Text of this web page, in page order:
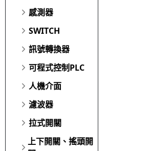
感測器
SWITCH
訊號轉換器
可程式控制PLC
人機介面
濾波器
拉式開關
上下開關、搖頭開